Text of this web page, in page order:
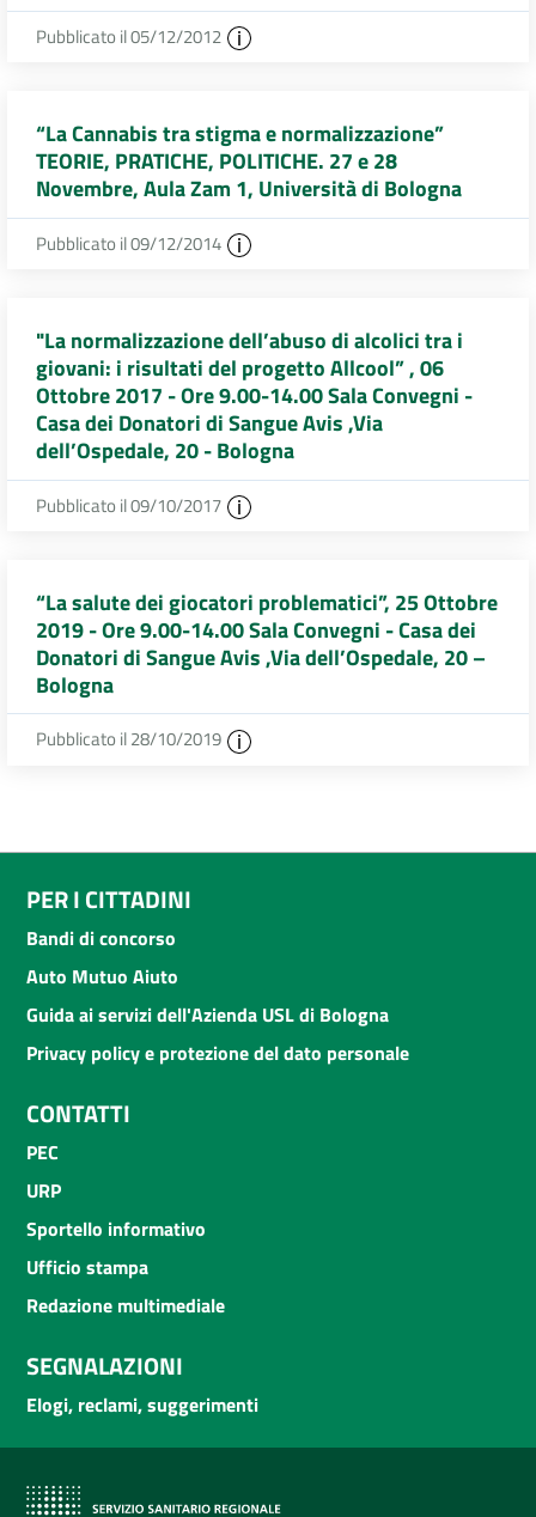
Pubblicato il 05/12/2012
“La Cannabis tra stigma e normalizzazione”
TEORIE, PRATICHE, POLITICHE. 27 e 28
Novembre, Aula Zam 1, Università di Bologna
Pubblicato il 09/12/2014
"La normalizzazione dell’abuso di alcolici tra i
giovani: i risultati del progetto Allcool” , 06
Ottobre 2017 - Ore 9.00-14.00 Sala Convegni -
Casa dei Donatori di Sangue Avis ,Via
dell’Ospedale, 20 - Bologna
Pubblicato il 09/10/2017
“La salute dei giocatori problematici”, 25 Ottobre
2019 - Ore 9.00-14.00 Sala Convegni - Casa dei
Donatori di Sangue Avis ,Via dell’Ospedale, 20 –
Bologna
Pubblicato il 28/10/2019
PER I CITTADINI
Bandi di concorso
Auto Mutuo Aiuto
Guida ai servizi dell'Azienda USL di Bologna
Privacy policy e protezione del dato personale
CONTATTI
PEC
URP
Sportello informativo
Ufficio stampa
Redazione multimediale
SEGNALAZIONI
Elogi, reclami, suggerimenti